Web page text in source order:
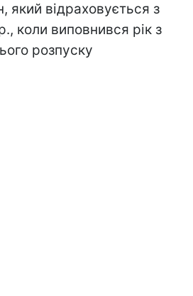
який відраховується з
коли виповнився рік з
розпуску